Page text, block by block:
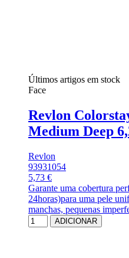
Últimos artigos em stock
Face
Revlon
Medium Deep
Revlon
93931054
5,73 €
Garante uma cobertura
24horas)para uma pele
manchas, pequenas
ADICIONAR